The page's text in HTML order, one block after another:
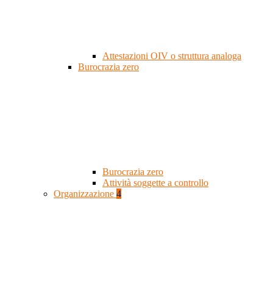
Attestazioni OIV o struttura analoga
Burocrazia zero
Burocrazia zero
Attività soggette a controllo
Organizzazione 4